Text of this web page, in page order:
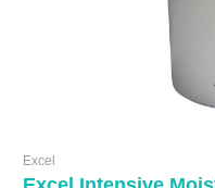
Excel